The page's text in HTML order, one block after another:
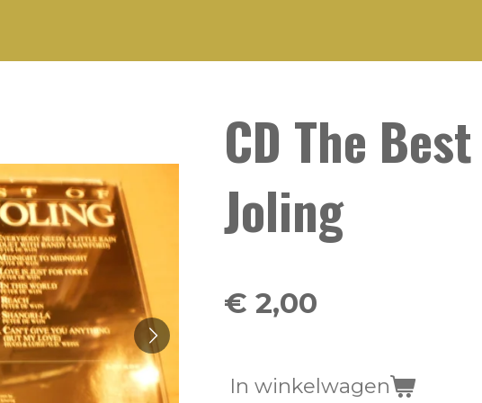
CD The
Joling
€ 2,00
In winkelwagen